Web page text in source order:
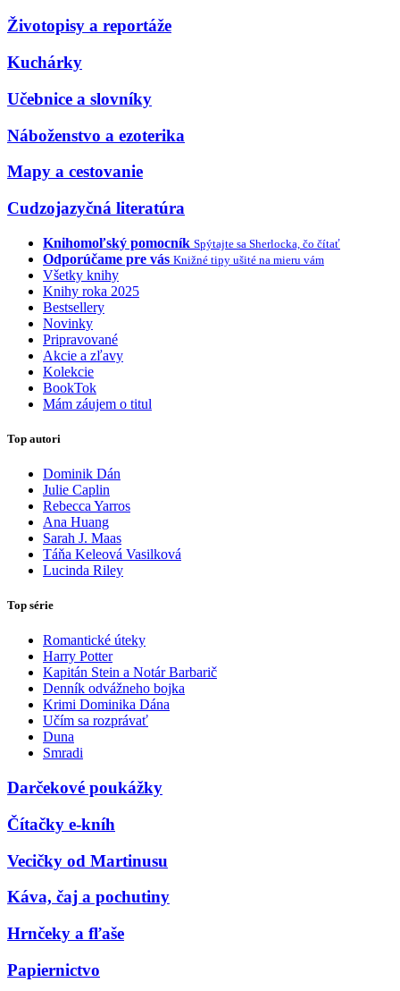
Životopisy a reportáže
Kuchárky
Učebnice a slovníky
Náboženstvo a ezoterika
Mapy a cestovanie
Cudzojazyčná literatúra
Knihomoľský pomocník Spýtajte sa Sherlocka, čo čítať
Odporúčame pre vás Knižné tipy ušité na mieru vám
Všetky knihy
Knihy roka 2025
Bestsellery
Novinky
Pripravované
Akcie a zľavy
Kolekcie
BookTok
Mám záujem o titul
Top autori
Dominik Dán
Julie Caplin
Rebecca Yarros
Ana Huang
Sarah J. Maas
Táňa Keleová Vasilková
Lucinda Riley
Top série
Romantické úteky
Harry Potter
Kapitán Stein a Notár Barbarič
Denník odvážneho bojka
Krimi Dominika Dána
Učím sa rozprávať
Duna
Smradi
Darčekové poukážky
Čítačky e-kníh
Vecičky od Martinusu
Káva, čaj a pochutiny
Hrnčeky a fľaše
Papiernictvo